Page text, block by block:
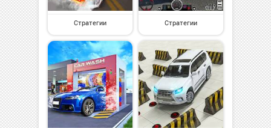
Стратегии Стратегии